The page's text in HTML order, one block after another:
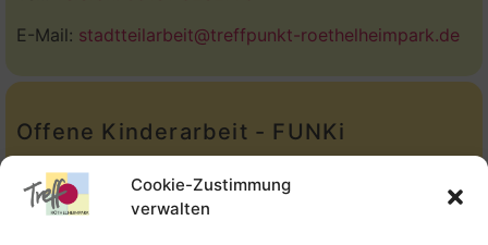
Cookie-Zustimmung
verwalten
E-Mail: stadtteilarbeit@treffpunkt-roethelheimpark.de
Offene Kinderarbeit - FUNKi
Tel.:Telefon: 09131-610749
E-Mail:oka@treffpunkt-roethelheimpark.de